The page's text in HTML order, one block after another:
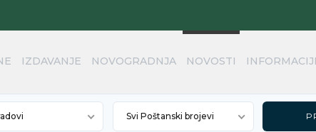
IZDAVANJE NOVOGRADNJA NOVOSTI
Svi Poštanski brojevi